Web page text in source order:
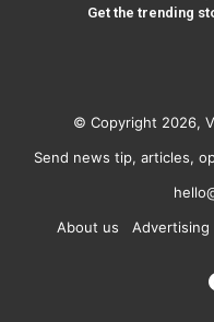
Get the trending
© Copyright 2026,
Send news tip, articles,
About us
Advertising